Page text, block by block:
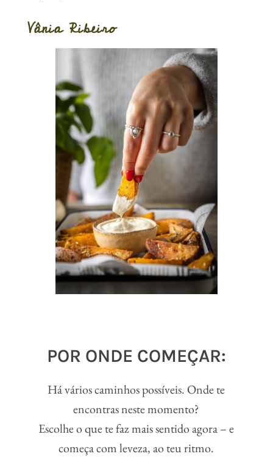
Vânia Ribeiro
POR ONDE COMEÇAR:
Há vários caminhos possíveis. Onde te
encontras neste momento?
Escolhe o que te faz mais sentido agora – e
começa com leveza, ao teu ritmo.